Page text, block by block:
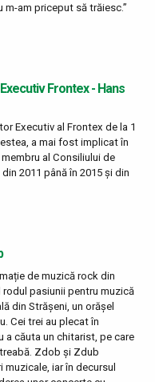
m-am priceput să trăiesc.”
Frontex - Hans
Executiv al Frontex de la 1
a mai fost implicat în
al Consiliului de
2011 până în 2015 și din
de muzică rock din
pasiunii pentru muzică
din Strășeni, un orășel
Cei trei au plecat în
a căuta un chitarist, pe care
Zdob și Zdub
iar în decursul